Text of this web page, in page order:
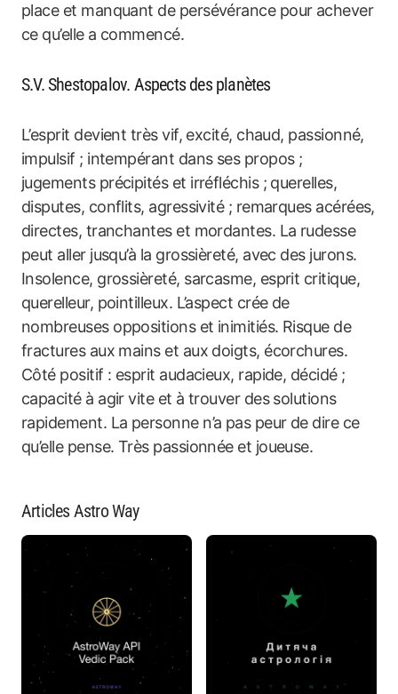
place et manquant de persévérance pour achever
ce qu’elle a commencé.
S.V. Shestopalov. Aspects des planètes
L’esprit devient très vif, excité, chaud, passionné,
impulsif ; intempérant dans ses propos ;
jugements précipités et irréfléchis ; querelles,
disputes, conflits, agressivité ; remarques acérées,
directes, tranchantes et mordantes. La rudesse
peut aller jusqu’à la grossièreté, avec des jurons.
Insolence, grossièreté, sarcasme, esprit critique,
querelleur, pointilleux. L’aspect crée de
nombreuses oppositions et inimitiés. Risque de
fractures aux mains et aux doigts, écorchures.
Côté positif : esprit audacieux, rapide, décidé ;
capacité à agir vite et à trouver des solutions
rapidement. La personne n’a pas peur de dire ce
qu’elle pense. Très passionnée et joueuse.
Articles Astro Way